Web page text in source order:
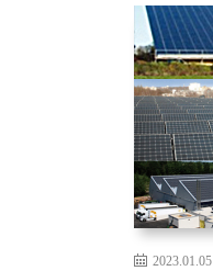
2023.01.05